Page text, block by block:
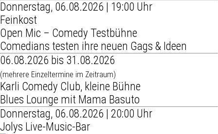
Donnerstag, 06.08.2026 | 19:00 Uhr
Feinkost
Open Mic – Comedy Testbühne
Comedians testen ihre neuen Gags & Ideen
06.08.2026 bis 31.08.2026
(mehrere Einzeltermine im Zeitraum)
Karli Comedy Club, kleine Bühne
Blues Lounge mit Mama Basuto
Donnerstag, 06.08.2026 | 20:00 Uhr
Jolys Live-Music-Bar